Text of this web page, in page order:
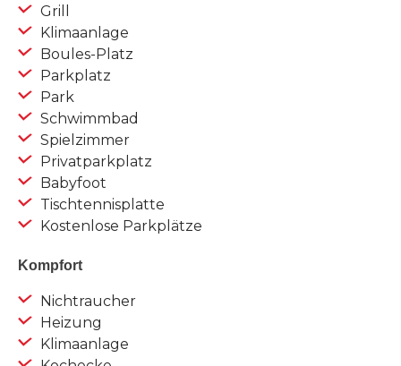
Grill
Klimaanlage
Boules-Platz
Parkplatz
Park
Schwimmbad
Spielzimmer
Privatparkplatz
Babyfoot
Tischtennisplatte
Kostenlose Parkplätze
Kompfort
Nichtraucher
Heizung
Klimaanlage